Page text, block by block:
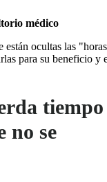
médico
están ocultas las "horas
para su beneficio y
tiempo
no se